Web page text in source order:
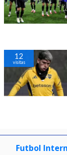
12
visitas
Futbol